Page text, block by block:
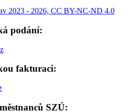
2023 - 2026, CC BY-NC-ND 4.0
podání:
fakturaci:
SZÚ: